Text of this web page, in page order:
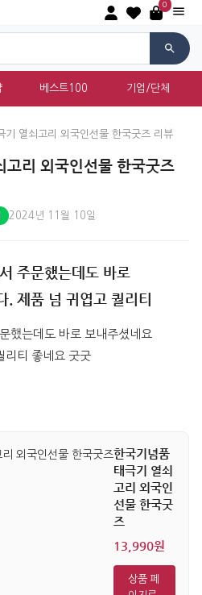
0
베스트100 기업/단체
기 열쇠고리 외국인선물 한국굿즈 리뷰
고리 외국인선물 한국굿즈
2024년 11월 10일
주문했는데도 바로
. 제품 넘 귀엽고 퀄리티
했는데도 바로 보내주셨네요
리티 좋네요 굿굿
한국기념품
태극기 열쇠
고리 외국인
선물 한국굿
즈
13,990원
상품 페